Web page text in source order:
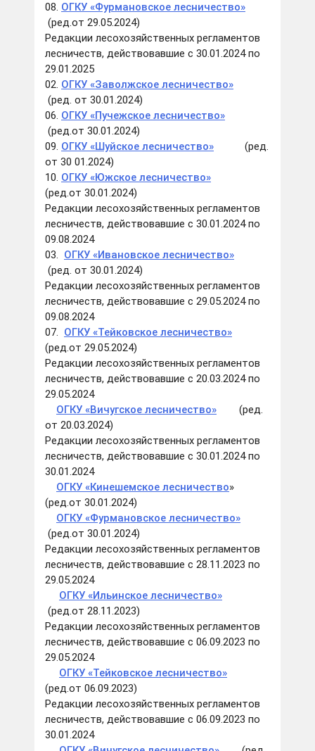
08. ОГКУ «Фурмановское лесничество»
(ред.от 29.05.2024)
Редакции лесохозяйственных регламентов
лесничеств, действовавшие с 30.01.2024 по
29.01.2025
02. ОГКУ «Заволжское лесничество»
(ред. от 30.01.2024)
06. ОГКУ «Пучежское лесничество»
(ред.от 30.01.2024)
09. ОГКУ «Шуйское лесничество» (ред.
от 30 01.2024)
10. ОГКУ «Южское лесничество»
(ред.от 30.01.2024)
Редакции лесохозяйственных регламентов
лесничеств, действовавшие с 30.01.2024 по
09.08.2024
03. ОГКУ «Ивановское лесничество»
(ред. от 30.01.2024)
Редакции лесохозяйственных регламентов
лесничеств, действовавшие с 29.05.2024 по
09.08.2024
07. ОГКУ «Тейковское лесничество»
(ред.от 29.05.2024)
Редакции лесохозяйственных регламентов
лесничеств, действовавшие с 20.03.2024 по
29.05.2024
ОГКУ «Вичугское лесничество» (ред.
от 20.03.2024)
Редакции лесохозяйственных регламентов
лесничеств, действовавшие с 30.01.2024 по
30.01.2024
ОГКУ «Кинешемское лесничество»
(ред.от 30.01.2024)
ОГКУ «Фурмановское лесничество»
(ред.от 30.01.2024)
Редакции лесохозяйственных регламентов
лесничеств, действовавшие с 28.11.2023 по
29.05.2024
ОГКУ «Ильинское лесничество»
(ред.от 28.11.2023)
Редакции лесохозяйственных регламентов
лесничеств, действовавшие с 06.09.2023 по
29.05.2024
ОГКУ «Тейковское лесничество»
(ред.от 06.09.2023)
Редакции лесохозяйственных регламентов
лесничеств, действовавшие с 06.09.2023 по
30.01.2024